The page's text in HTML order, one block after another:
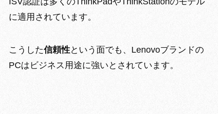
に適用されています。
こうした信頼性という面でも、Lenovoブランドの
PCはビジネス用途に強いとされています。